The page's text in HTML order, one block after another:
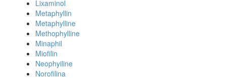
Lixaminol
Metaphyllin
Metaphylline
Methophylline
Minaphil
Miofilin
Neophyiline
Norofilina